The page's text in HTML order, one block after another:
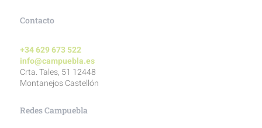
Contacto
+34 629 673 522
info@campuebla.es
Crta. Tales, 51 12448
Montanejos Castellón
Redes Campuebla